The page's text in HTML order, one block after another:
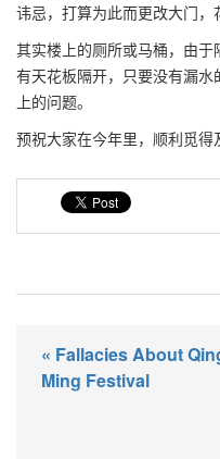
讳忌，打算为此而更改大门，
其实楼上的厕所或马桶，由
有天花板隔开，只要没有漏
上的问题。
预祝大家在今年里，顺利觅得
« Fallacies About
Ming Festival